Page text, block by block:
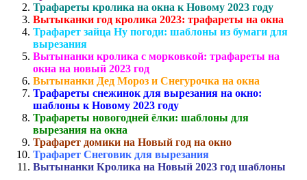
Трафареты кролика на окна к Новому 2023 году
Вытыканки год кролика 2023: трафареты на окна
Трафарет зайца Ну погоди: шаблоны из бумаги для
вырезания
Вытынанки кролика с морковкой: трафареты на
окна на новый 2023 год
Вытынанки Дед Мороз и Снегурочка на окна
Трафареты снежинок для вырезания на окно:
шаблоны к Новому 2023 году
Трафареты новогодней ёлки: шаблоны для
вырезания на окна
Трафарет домики на Новый год на окно
Трафарет Снеговик для вырезания
Вытынанки Кролика на Новый 2023 год шаблоны